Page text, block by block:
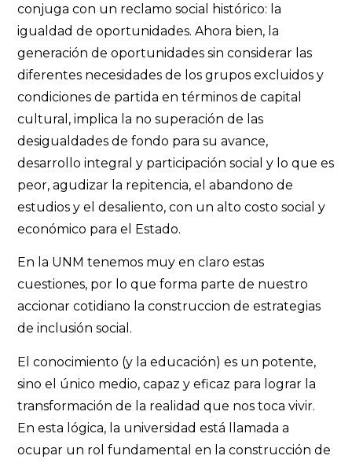
conjuga con un reclamo social histórico: la
igualdad de oportunidades. Ahora bien, la
generación de oportunidades sin considerar las
diferentes necesidades de los grupos excluidos y
condiciones de partida en términos de capital
cultural, implica la no superación de las
desigualdades de fondo para su avance,
desarrollo integral y participación social y lo que es
peor, agudizar la repitencia, el abandono de
estudios y el desaliento, con un alto costo social y
económico para el Estado.
En la UNM tenemos muy en claro estas
cuestiones, por lo que forma parte de nuestro
accionar cotidiano la construccion de estrategias
de inclusión social.
El conocimiento (y la educación) es un potente,
sino el único medio, capaz y eficaz para lograr la
transformación de la realidad que nos toca vivir.
En esta lógica, la universidad está llamada a
ocupar un rol fundamental en la construcción de